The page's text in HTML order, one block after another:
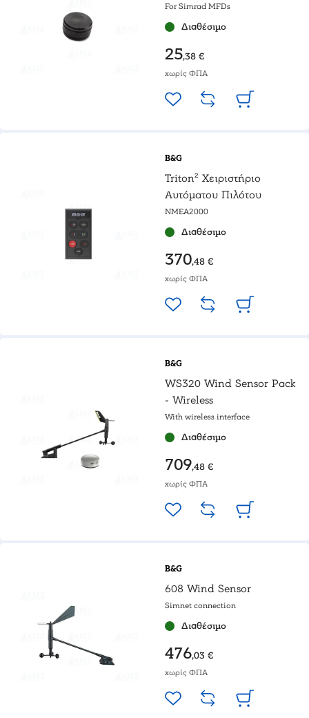
For Simrad MFDs
Διαθέσιμο
25,38 €
χωρίς ΦΠΑ
B&G
Triton² Χειριστήριο
Αυτόματου Πιλότου
NMEA2000
Διαθέσιμο
370,48 €
χωρίς ΦΠΑ
B&G
WS320 Wind Sensor Pack
- Wireless
With wireless interface
Διαθέσιμο
709,48 €
χωρίς ΦΠΑ
B&G
608 Wind Sensor
Simnet connection
Διαθέσιμο
476,03 €
χωρίς ΦΠΑ